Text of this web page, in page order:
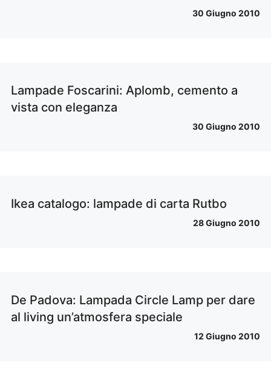
30 Giugno 2010
Lampade Foscarini: Aplomb, cemento a
vista con eleganza
30 Giugno 2010
Ikea catalogo: lampade di carta Rutbo
28 Giugno 2010
De Padova: Lampada Circle Lamp per dare
al living un’atmosfera speciale
12 Giugno 2010